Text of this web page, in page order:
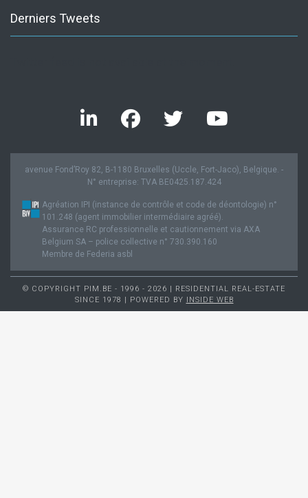
Derniers Tweets
avenue Fond’Roy 82, B-1180 Bruxelles (Uccle, Fort-Jaco), Belgique. -
N° entreprise: TVA BE0425.187.424
Agréation IPI (instance de contrôle et code de déontologie) n°
101.248 (agent immobilier intermédiaire agréé).
Assurance RC professionnelle et cautionnement via AXA
Belgium SA – police collective n° 730.390.160
Membre de Federia asbl
© COPYRIGHT PIM.BE - 1996 - 2026 | RESIDENTIAL REAL-ESTATE
SINCE 1978 | POWERED BY INSIDE WEB